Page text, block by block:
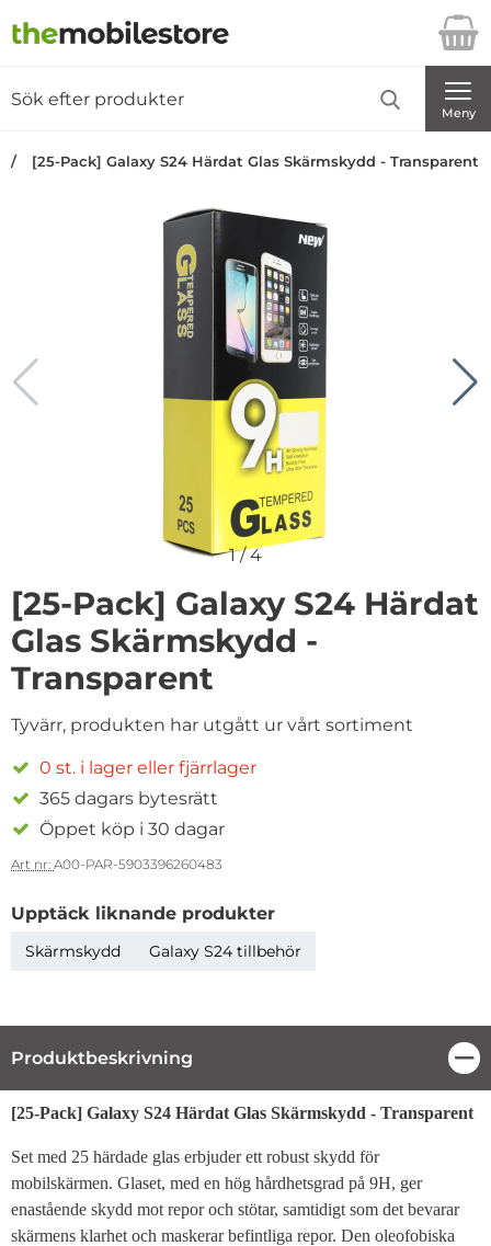
Startsidan för Danira Telecom AB
Meny
[25-Pack] Galaxy S24 Härdat Glas Skärmskydd - Transparent
1/4
[25-Pack] Galaxy S24 Härdat
Glas Skärmskydd -
Transparent
Tyvärr, produkten har utgått ur vårt sortiment
0 st. i lager eller fjärrlager
365 dagars bytesrätt
Öppet köp i 30 dagar
Art nr: A00-PAR-5903396260483
Upptäck liknande produkter
Skärmskydd Galaxy S24 tillbehör
Produktbeskrivning
Produktbeskrivning
[25-Pack] Galaxy S24 Härdat Glas Skärmskydd - Transparent
Set med 25 härdade glas erbjuder ett robust skydd för
mobilskärmen. Glaset, med en hög hårdhetsgrad på 9H, ger
enastående skydd mot repor och stötar, samtidigt som det bevarar
skärmens klarhet och maskerar befintliga repor. Den oleofobiska